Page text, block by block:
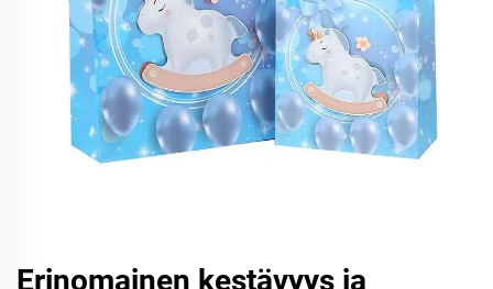
Erinomainen kestävyys ja